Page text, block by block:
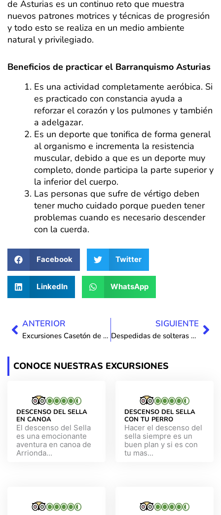
de Asturias es un continuo reto que muestra
nuevos patrones motrices y técnicas de progresión
y todo esto se realiza en un medio ambiente
natural y privilegiado.
Beneficios de practicar el Barranquismo Asturias
Es una actividad completamente aeróbica. Si
es practicado con constancia ayuda a
reforzar el corazón y los pulmones y también
a adelgazar.
Es un deporte que tonifica de forma general
al organismo e incrementa la resistencia
muscular, debido a que es un deporte muy
completo, donde participa la parte superior y
la inferior del cuerpo.
Las personas que sufre de vértigo deben
tener mucho cuidado porque pueden tener
problemas cuando es necesario descender
con la cuerda.
Facebook Twitter
LinkedIn WhatsApp
AntANTERIOR
Excursiones Casetón de Ándara
SIGUIENTE
Despedidas de solteras cangas de Onís, Llanes, Asturias
CONOCE NUESTRAS EXCURSIONES
DESCENSO DEL SELLA
EN CANOA
El descenso del Sella
es una emocionante
aventura en canoa de
Arrionda...
DESCENSO DEL SELLA
CON TU PERRO
Hacer el descenso del
sella siempre es un
buen plan y si es con
tu mas...